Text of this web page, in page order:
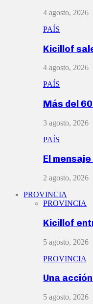
4 agosto, 2026
PAÍS
Kicillof
4 agosto, 2026
PAÍS
Más del
3 agosto, 2026
PAÍS
El
2 agosto, 2026
PROVINCIA
PROVINCIA
Kicillof
5 agosto, 2026
PROVINCIA
Una
5 agosto, 2026